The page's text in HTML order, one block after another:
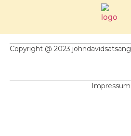
Copyright @ 2023 johndavidsatsang
Impressum